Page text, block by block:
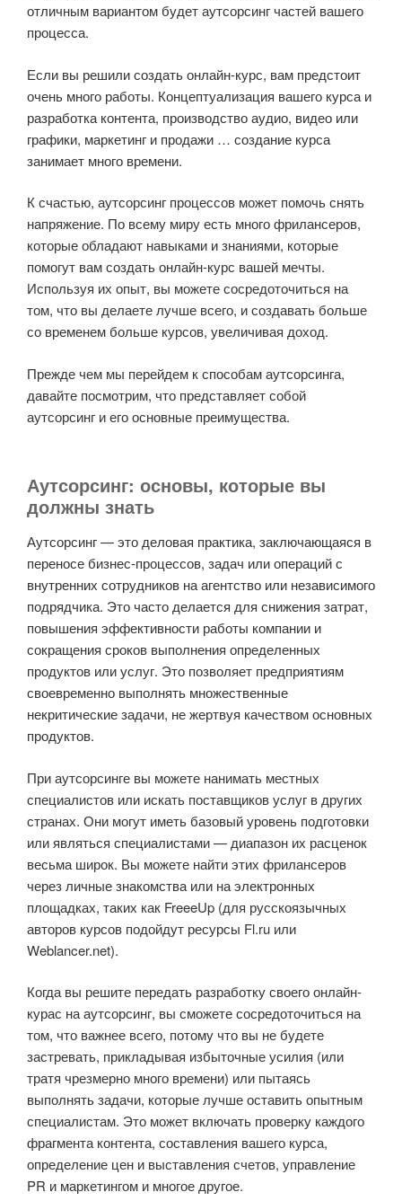
отличным вариантом будет аутсорсинг частей вашего
процесса.
Если вы решили создать онлайн-курс, вам предстоит
очень много работы. Концептуализация вашего курса и
разработка контента, производство аудио, видео или
графики, маркетинг и продажи … создание курса
занимает много времени.
К счастью, аутсорсинг процессов может помочь снять
напряжение. По всему миру есть много фрилансеров,
которые обладают навыками и знаниями, которые
помогут вам создать онлайн-курс вашей мечты.
Используя их опыт, вы можете сосредоточиться на
том, что вы делаете лучше всего, и создавать больше
со временем больше курсов, увеличивая доход.
Прежде чем мы перейдем к способам аутсорсинга,
давайте посмотрим, что представляет собой
аутсорсинг и его основные преимущества.
Аутсорсинг: основы, которые вы
должны знать
Аутсорсинг — это деловая практика, заключающаяся в
переносе бизнес-процессов, задач или операций с
внутренних сотрудников на агентство или независимого
подрядчика. Это часто делается для снижения затрат,
повышения эффективности работы компании и
сокращения сроков выполнения определенных
продуктов или услуг. Это позволяет предприятиям
своевременно выполнять множественные
некритические задачи, не жертвуя качеством основных
продуктов.
При аутсорсинге вы можете нанимать местных
специалистов или искать поставщиков услуг в других
странах. Они могут иметь базовый уровень подготовки
или являться специалистами — диапазон их расценок
весьма широк. Вы можете найти этих фрилансеров
через личные знакомства или на электронных
площадках, таких как FreeeUp (для русскоязычных
авторов курсов подойдут ресурсы Fl.ru или
Weblancer.net).
Когда вы решите передать разработку своего онлайн-
курас на аутсорсинг, вы сможете сосредоточиться на
том, что важнее всего, потому что вы не будете
застревать, прикладывая избыточные усилия (или
тратя чрезмерно много времени) или пытаясь
выполнять задачи, которые лучше оставить опытным
специалистам. Это может включать проверку каждого
фрагмента контента, составления вашего курса,
определение цен и выставления счетов, управление
PR и маркетингом и многое другое.